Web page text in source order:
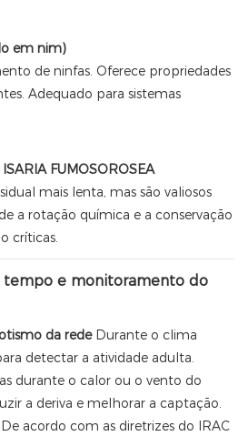
em nim)
de ninfas. Oferece propriedades
Adequado para sistemas
ISARIA FUMOSOROSEA
mais lenta, mas são valiosos
a rotação química e a conservação
críticas.
tempo e monitoramento do
da rede Durante o clima
detectar a atividade adulta.
durante o calor ou o vento do
a deriva e melhorar a captação.
De acordo com as diretrizes do IRAC